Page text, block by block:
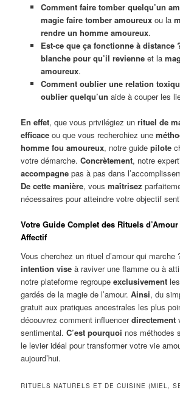
Comment faire tomber quelqu’un
magie faire tomber amoureuxou la
rendre un homme amoureux.
Est-ce que ça fonctionne à distance
blanche pour qu’il revienneet la
amoureux.
Comment oublier une relation
oublier quelqu’un aide à couper les
En effet, que vous privilégiez unrituel de
efficace ou que vous recherchiez une
homme fou amoureux, notre guidepilote
votre démarche.Concrètement, notre
accompagne pas à pas dans
De cette manière, vousmaîtrisez
nécessaires pour atteindre votre objectif
Votre Guide Complet des Rituels
Affectif
Vous cherchez un rituel d’amour qui marche
intention vise à raviver une flamme ou à
notre plateforme regroupeexclusivement
gardés de la magie de l’amour.Ainsi, du
gratuit aux pratiques ancestrales les plus
découvrez comment influencerdirectement
sentimental.C’est pourquoi nos méthodes
le levier idéal pour transformer votre vie
aujourd’hui.
RITUELS NATURELS ET DE CUISINE (MIEL,